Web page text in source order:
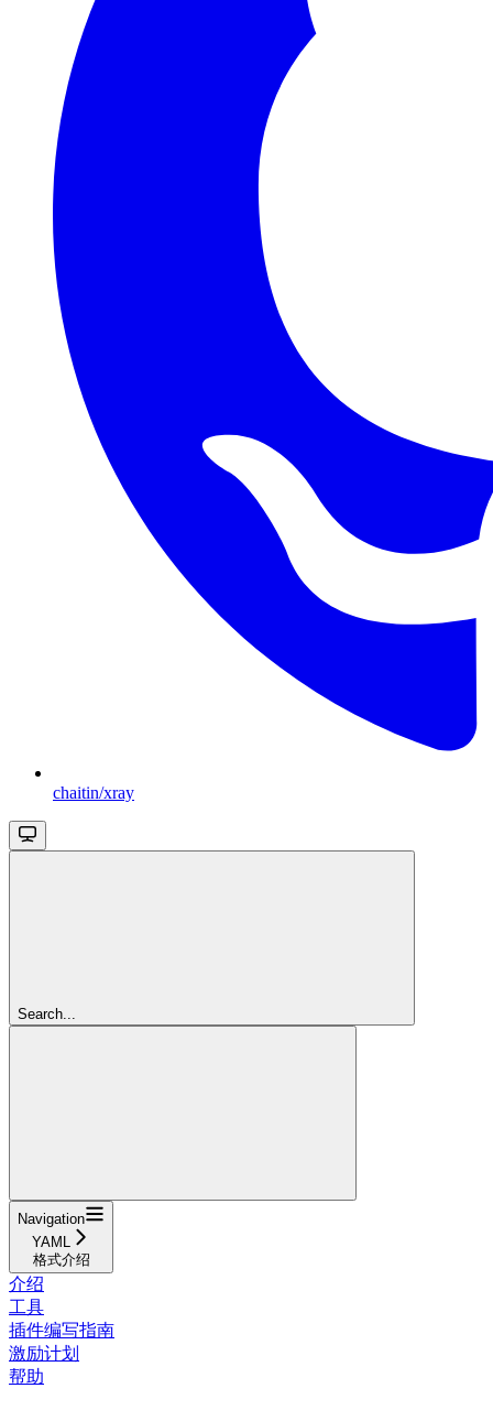
chaitin/xray
Search...
Navigation
YAML
格式介绍
介绍
工具
插件编写指南
激励计划
帮助